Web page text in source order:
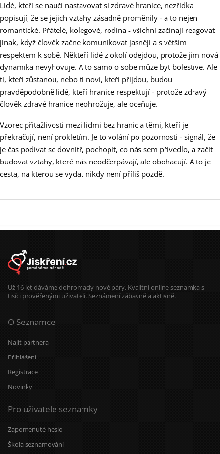
Lidé, kteří se naučí nastavovat si zdravé hranice, nezřídka
popisují, že se jejich vztahy zásadně proměnily - a to nejen
romantické. Přátelé, kolegové, rodina - všichni začínají reagovat
jinak, když člověk začne komunikovat jasněji a s větším
respektem k sobě. Někteří lidé z okolí odejdou, protože jim nová
dynamika nevyhovuje. A to samo o sobě může být bolestivé. Ale
ti, kteří zůstanou, nebo ti noví, kteří přijdou, budou
pravděpodobně lidé, kteří hranice respektují - protože zdravý
člověk zdravé hranice neohrožuje, ale oceňuje.
Vzorec přitažlivosti mezi lidmi bez hranic a těmi, kteří je
překračují, není prokletím. Je to volání po pozornosti - signál, že
je čas podívat se dovnitř, pochopit, co nás sem přivedlo, a začít
budovat vztahy, které nás neodčerpávají, ale obohacují. A to je
cesta, na kterou se vydat nikdy není příliš pozdě.
Už 16 let dáváme dohromady nové páry. Kvalitní online seznamka s
tisíci prověřenými uživateli. Seznámení zábavně a aktivně.
O Seznamce
Najít partnera
Přihlášení
Registrace
Novinky
Pro uživatele seznamky
Zapomenuté heslo
Škola seznamování